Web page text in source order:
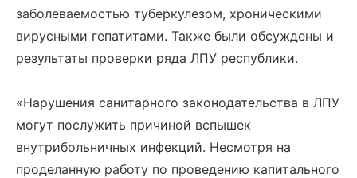
заболеваемостью туберкулезом, хроническими
вирусными гепатитами. Также были обсуждены и
результаты проверки ряда ЛПУ республики.
«Нарушения санитарного законодательства в ЛПУ
могут послужить причиной вспышек
внутрибольничных инфекций. Несмотря на
проделанную работу по проведению капитального